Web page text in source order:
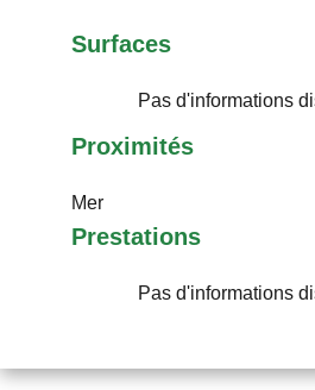
Surfaces
Pas d'informations
Proximités
Mer
Prestations
Pas d'informations